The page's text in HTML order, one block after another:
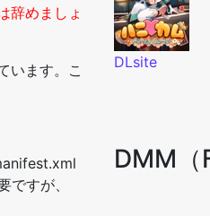
辞めましょ
います。こ
すが、
DLsite
DMM（